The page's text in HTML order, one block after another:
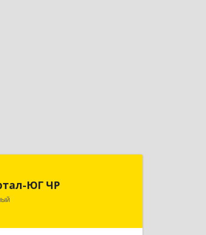
ЮГ ЧР
Чеченская Респ, Грозный г,
Подробнее